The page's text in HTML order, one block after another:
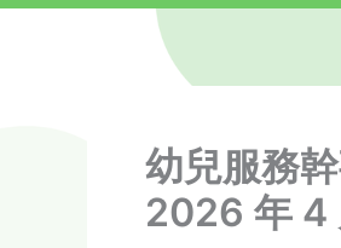
幼兒服務
2026 年 4